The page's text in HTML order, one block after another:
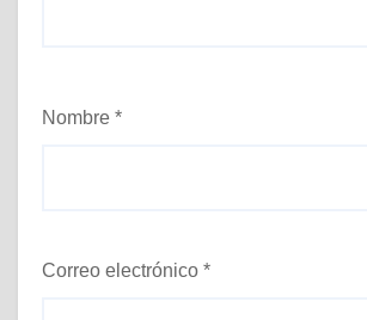
Nombre *
Correo electrónico *